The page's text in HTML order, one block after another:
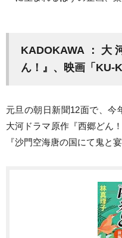
KADOKAWA：
ん！』、映画「KU-
元旦の朝日新聞12面で、今
大河ドラマ原作『西郷どん
『沙門空海唐の国にて鬼と